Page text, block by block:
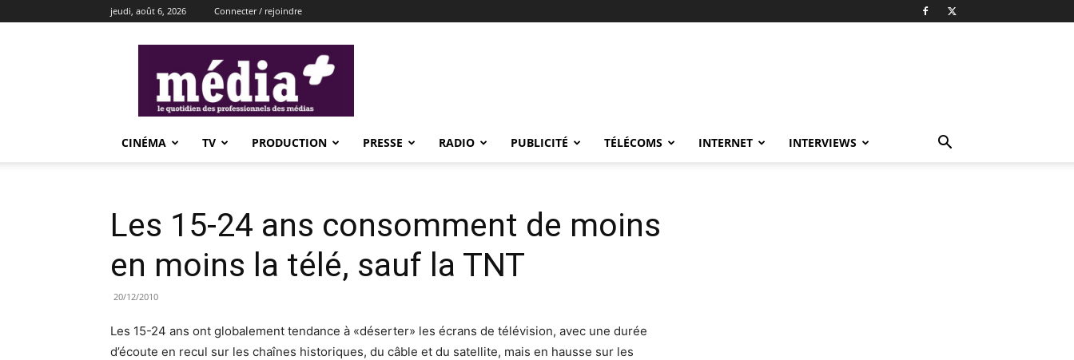
jeudi, août 6, 2026 Connecter / rejoindre
CINÉMA TV PRODUCTION PRESSE RADIO PUBLICITÉ TÉLÉCOMS INTERNET INTERVIEWS
Les 15-24 ans consomment de moins
en moins la télé, sauf la TNT
20/12/2010
Les 15-24 ans ont globalement tendance à «déserter» les écrans de télévision, avec une durée
d’écoute en recul sur les chaînes historiques, du câble et du satellite, mais en hausse sur les